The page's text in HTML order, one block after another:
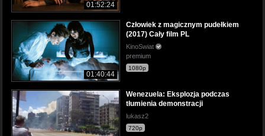
01:52:24
01:40:44
Człowiek z magicznym pudełkiem
(2017) Cały film PL
KinoSwiat
premium
1080p
Wenezuela: Eksplozja podczas
tłumienia demonstracji
lukasz2
720p